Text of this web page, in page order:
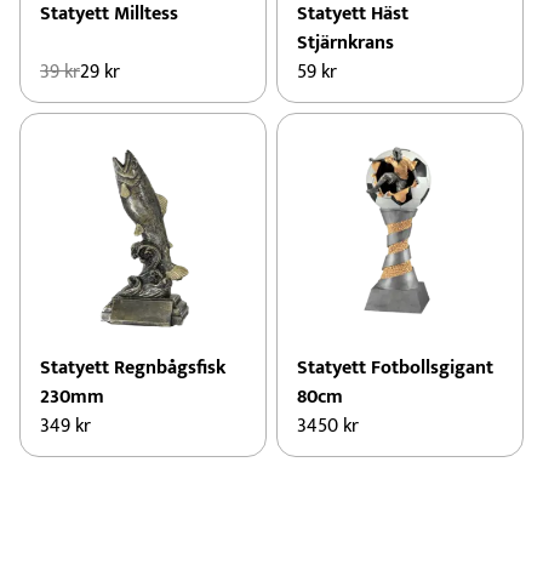
Statyett Milltess
39kr
Det
ursprungliga
29kr
Det
nuvarande
Statyett Häst
Stjärnkrans
59kr
Statyett Regnbågsfisk
230mm
349kr
Statyett Fotbollsgigant
80cm
3450kr